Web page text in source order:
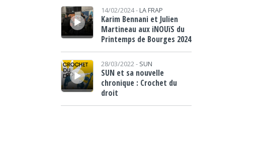
Lecteur audio
14/02/2024 - LA FRAP
Karim Bennani et Julien
Martineau aux iNOUïS du
Printemps de Bourges 2024
Lecteur audio
28/03/2022 - SUN
SUN et sa nouvelle
chronique : Crochet du
droit